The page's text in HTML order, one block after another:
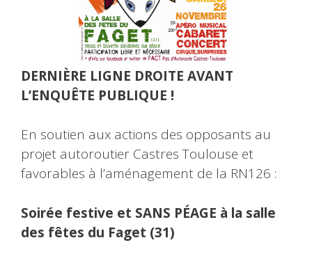
DERNIÈRE LIGNE DROITE AVANT
L’ENQUÊTE PUBLIQUE !
En soutien aux actions des opposants au
projet autoroutier Castres Toulouse et
favorables à l’aménagement de la RN126 :
Soirée festive et SANS PÉAGE à la salle
des fêtes du Faget (31)